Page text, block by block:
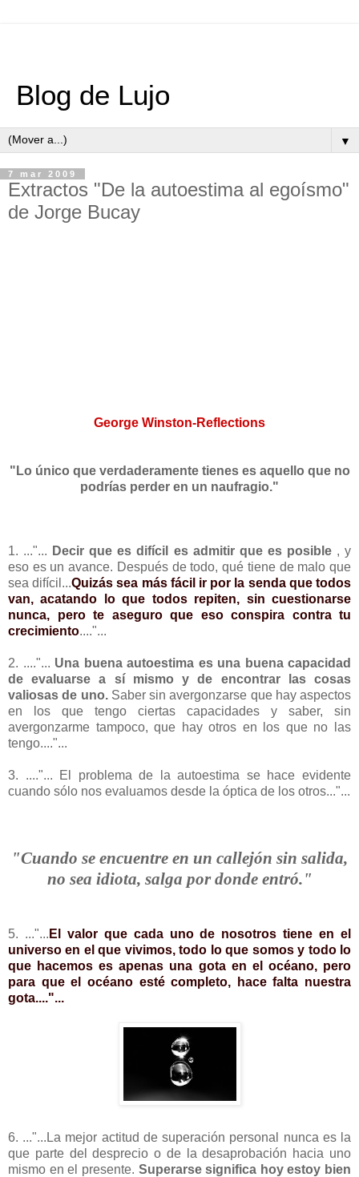
Blog de Lujo
▼
7 mar 2009
Extractos "De la autoestima al egoísmo"
de Jorge Bucay
George Winston-Reflections
"Lo único que verdaderamente tienes es aquello que no
podrías perder en un naufragio."
1. ..."... Decir que es difícil es admitir que es posible, y
eso es un avance. Después de todo, qué tiene de malo que
sea difícil...Quizás sea más fácil ir por la senda que todos
van, acatando lo que todos repiten, sin cuestionarse
nunca, pero te aseguro que eso conspira contra tu
crecimiento...."...
2. ...."... Una buena autoestima es una buena capacidad
de evaluarse a sí mismo y de encontrar las cosas
valiosas de uno.Saber sin avergonzarse que hay aspectos
en los que tengo ciertas capacidades y saber, sin
avergonzarme tampoco, que hay otros en los que no las
tengo...."...
3. ...."... El problema de la autoestima se hace evidente
cuando sólo nos evaluamos desde la óptica de los otros..."...
"Cuando se encuentre en un callejón sin salida,
no sea idiota, salga por donde entró."
5. ..."... El valor que cada uno de nosotros tiene en el
universo en el que vivimos, todo lo que somos y todo lo
que hacemos es apenas una gota en el océano, pero
para que el océano esté completo, hace falta nuestra
gota...."...
6. ..."...La mejor actitud de superación personal nunca es la
que parte del desprecio o de la desaprobación hacia uno
mismo en el presente. Superarse significa hoy estoy bien